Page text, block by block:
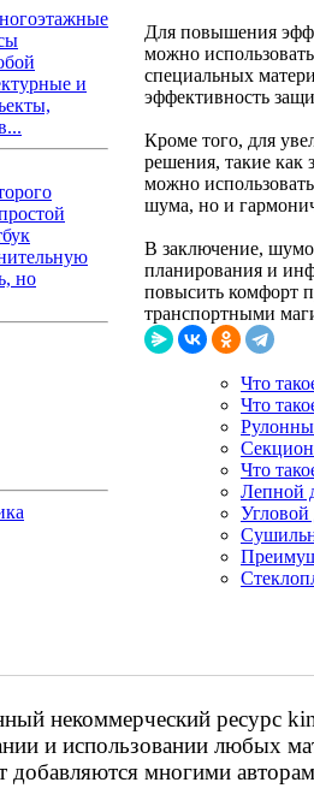
и
но
Для повышения
можно
специальных
эффективность
Кроме того, для
решения, такие как
можно
шума, но и
В заключение,
планирования и
повысить комфорт
транспортными
Что
Что
Что
Лепной
Угловой
некоммерческий ресурс
и использовании любых
добавляются многими